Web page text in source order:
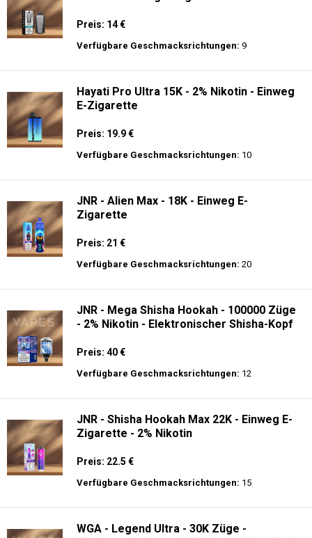
Preis: 14 €
Verfügbare Geschmacksrichtungen: 9
Hayati Pro Ultra 15K - 2% Nikotin - Einweg
E-Zigarette
Preis: 19.9 €
Verfügbare Geschmacksrichtungen: 10
JNR - Alien Max - 18K - Einweg E-
Zigarette
Preis: 21 €
Verfügbare Geschmacksrichtungen: 20
JNR - Mega Shisha Hookah - 100000 Züge
- 2% Nikotin - Elektronischer Shisha-Kopf
Preis: 40 €
Verfügbare Geschmacksrichtungen: 12
JNR - Shisha Hookah Max 22K - Einweg E-
Zigarette - 2% Nikotin
Preis: 22.5 €
Verfügbare Geschmacksrichtungen: 15
WGA - Legend Ultra - 30K Züge -